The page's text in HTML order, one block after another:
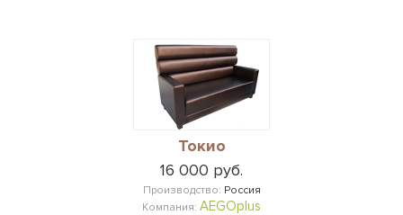
Токио
16 000 руб.
Производство: Россия
Компания: AEGOplus